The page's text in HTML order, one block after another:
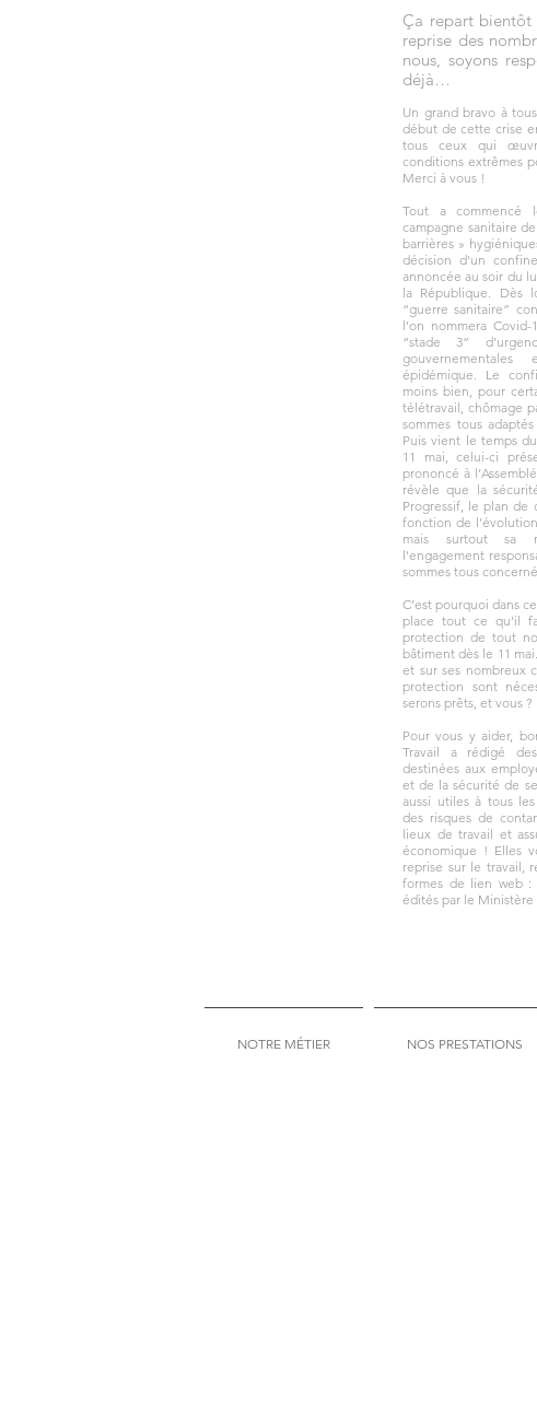
Ça repart bientôt
reprise des
nous, soyons
déjà…
Un grand bravo à
début de cette crise
tous ceux qui
conditions extrêmes
Merci à vous !
Tout a commencé
campagne sanitaire
barrières »
décision d’un
annoncée au soir du
la République. Dès
“guerre sanitaire”
l’on nommera
“stade 3”
épidémique. Le
moins bien, pour
télétravail, chômage
sommes tous
Puis vient le temps
11 mai, celui-ci
prononcé à
révèle que la
Progressif, le plan de
fonction de
mais surtout sa
l’engagement
sommes tous
C’est pourquoi dans
place tout ce qu’il
protection de tout
bâtiment dès le 11
et sur ses nombreux
protection sont
serons prêts, et vous ?
Pour vous y aider,
Travail a rédigé
destinées aux
et de la sécurité de
aussi utiles à tous
des risques de
lieux de travail et
économique ! Elles
reprise sur le travail,
formes de lien web :
édités par le Ministère
NOTRE MÉTIER NOS PRESTATIONS